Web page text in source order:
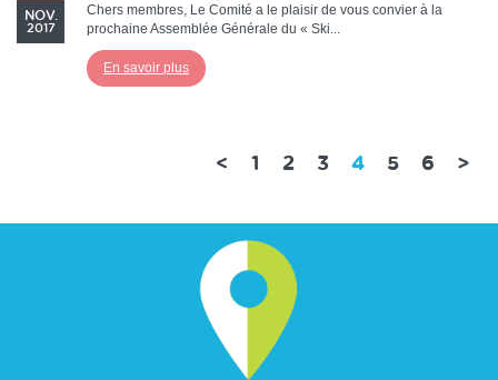
NOV.
2017
Chers membres, Le Comité a le plaisir de vous convier à la
prochaine Assemblée Générale du « Ski...
En savoir plus
< 1 2 3 4(current)
5 6 >